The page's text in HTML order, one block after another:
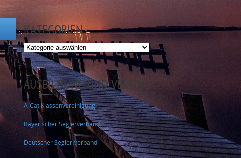
KATEGORIEN
Kategorien
AUSBILDUNG UND VEREINE
A-Cat Klassenvereinigung
Bayerischer Seglerverband
Deutscher Segler Verband